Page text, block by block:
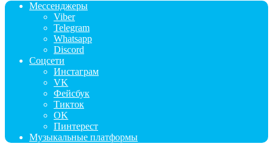
Мессенджеры
Viber
Telegram
Whatsapp
Discord
Соцсети
Инстаграм
VK
Фейсбук
Тикток
OK
Пинтерест
Музыкальные платформы